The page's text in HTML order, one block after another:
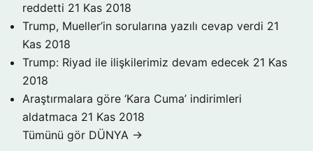
reddetti 21 Kas 2018
Trump, Mueller’in sorularına yazılı cevap verdi 21
Kas 2018
Trump: Riyad ile ilişkilerimiz devam edecek 21 Kas
2018
Araştırmalara göre ‘Kara Cuma’ indirimleri
aldatmaca 21 Kas 2018
Tümünü gör DÜNYA →